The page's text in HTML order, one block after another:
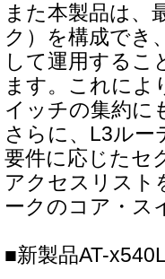
また本製品は、
ク）を構成でき
して運用するこ
ます。これによ
イッチの集約に
さらに、L3ル
要件に応じたセ
アクセスリスト
ークのコア・ス
■新製品AT-